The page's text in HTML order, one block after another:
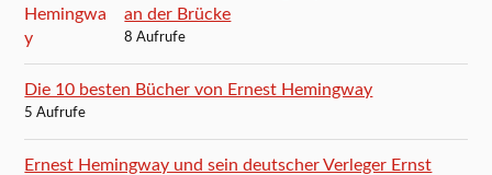
an der Brücke
8 Aufrufe
Die 10 besten Bücher von Ernest Hemingway
5 Aufrufe
Ernest Hemingway und sein deutscher Verleger Ernst